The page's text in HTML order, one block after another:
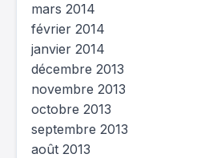
mars 2014
février 2014
janvier 2014
décembre 2013
novembre 2013
octobre 2013
septembre 2013
août 2013